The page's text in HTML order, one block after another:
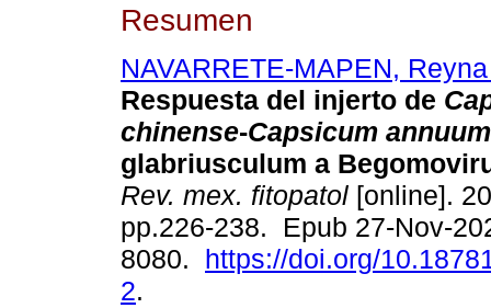
Resumen
NAVARRETE-MAPEN,
Respuesta del injerto de
chinense-Capsicum annuum
glabriusculum a
Rev. mex. fitopatol [online].
pp.226-238. Epub 27-Nov-
8080. https://doi.org/
2.